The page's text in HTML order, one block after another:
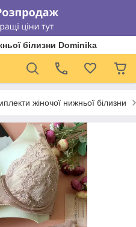
білизни Dominika
жіночої нижньої білизни